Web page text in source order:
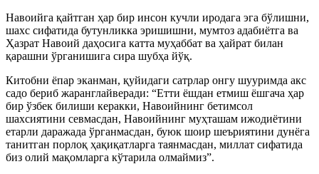
Навоийга қайтган ҳар бир инсон кучли иродага эга бўлишни,
шахс сифатида бутунликка эришишни, мумтоз адабиётга ва
Ҳазрат Навоий даҳосига катта муҳаббат ва ҳайрат билан
қарашни ўрганишига сира шубҳа йўқ.
Китобни ёпар эканман, қуйидаги сатрлар онгу шууримда акс
садо бериб жаранглайверади: “Етти ёшдан етмиш ёшгача ҳар
бир ўзбек билиши керакки, Навоийнинг бетимсол
шахсиятини севмасдан, Навоийнинг муҳташам ижодиётини
етарли даражада ўрганмасдан, буюк шоир шеъриятини дунёга
танитган порлоқ ҳақиқатларга таянмасдан, миллат сифатида
биз олий мақомларга кўтарила олмаймиз”.